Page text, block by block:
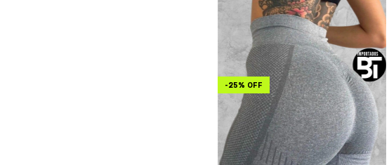
-25% OFF